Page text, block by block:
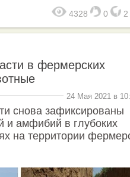
4328 0 2
в фермерских
24 Мая 2021 в
снова зафиксированы
и амфибий в глубоких
на территории